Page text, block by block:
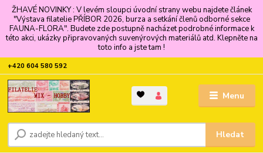
ŽHAVÉ NOVINKY : V levém sloupci úvodní strany webu najdete článek
"Výstava filatelie PŘÍBOR 2026, burza a setkání členů odborné sekce
FAUNA-FLORA". Budete zde postupně nacházet podrobné informace k
této akci, ukázky připravovaných suvenýrových materiálů atd. Klepněte na
toto info a jste tam !
Menu
Hledat
+420 604 580 592